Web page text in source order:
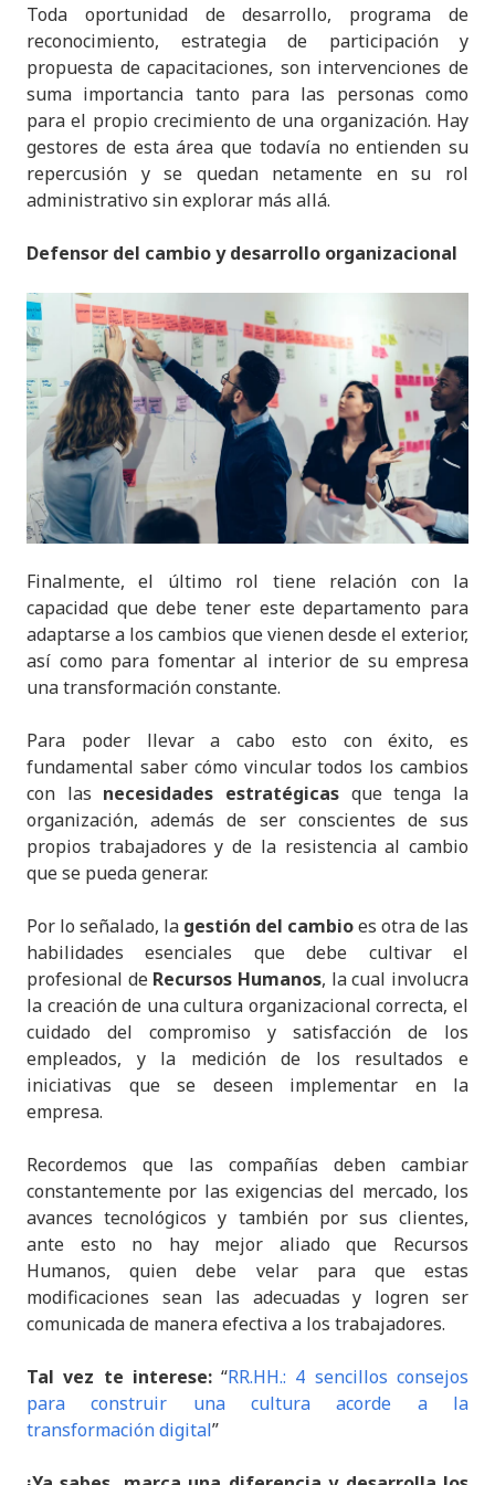
Toda oportunidad de desarrollo, programa de
reconocimiento, estrategia de participación y
propuesta de capacitaciones, son intervenciones de
suma importancia tanto para las personas como
para el propio crecimiento de una organización. Hay
gestores de esta área que todavía no entienden su
repercusión y se quedan netamente en su rol
administrativo sin explorar más allá.
Defensor del cambio y desarrollo organizacional
Finalmente, el último rol tiene relación con la
capacidad que debe tener este departamento para
adaptarse a los cambios que vienen desde el exterior,
así como para fomentar al interior de su empresa
una transformación constante.
Para poder llevar a cabo esto con éxito, es
fundamental saber cómo vincular todos los cambios
con las necesidades estratégicas que tenga la
organización, además de ser conscientes de sus
propios trabajadores y de la resistencia al cambio
que se pueda generar.
Por lo señalado, la gestión del cambioes otra de las
habilidades esenciales que debe cultivar el
profesional de Recursos Humanos, la cual involucra
la creación de una cultura organizacional correcta, el
cuidado del compromiso y satisfacción de los
empleados, y la medición de los resultados e
iniciativas que se deseen implementar en la
empresa.
Recordemos que las compañías deben cambiar
constantemente por las exigencias del mercado, los
avances tecnológicos y también por sus clientes,
ante esto no hay mejor aliado que Recursos
Humanos, quien debe velar para que estas
modificaciones sean las adecuadas y logren ser
comunicada de manera efectiva a los trabajadores.
Tal vez te interese:“RR.HH.: 4 sencillos consejos
para construir una cultura acorde a la
transformación digital”